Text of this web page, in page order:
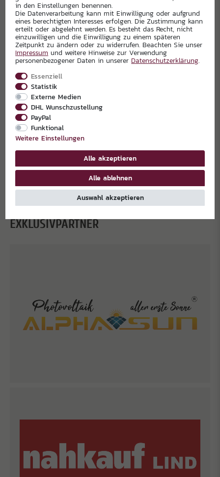
EXKLUSIVPARTNER
in den Einstellungen benennen.
Die Datenverarbeitung kann mit Einwilligung oder aufgrund
eines berechtigten Interesses erfolgen. Die Zustimmung kann
erteilt oder abgelehnt werden. Es besteht das Recht, nicht
einzuwilligen und die Einwilligung zu einem späteren
Zeitpunkt zu ändern oder zu widerrufen. Beachten Sie unser
Impressum und weitere Hinweise zur Verwendung
personenbezogener Daten in unserer Daten­schutz­erklärung.
Essenziell
Statistik
Externe Medien
DHL Wunschzustellung
PayPal
Funktional
Weitere Einstellungen
Alle akzeptieren
Alle ablehnen
Auswahl akzeptieren